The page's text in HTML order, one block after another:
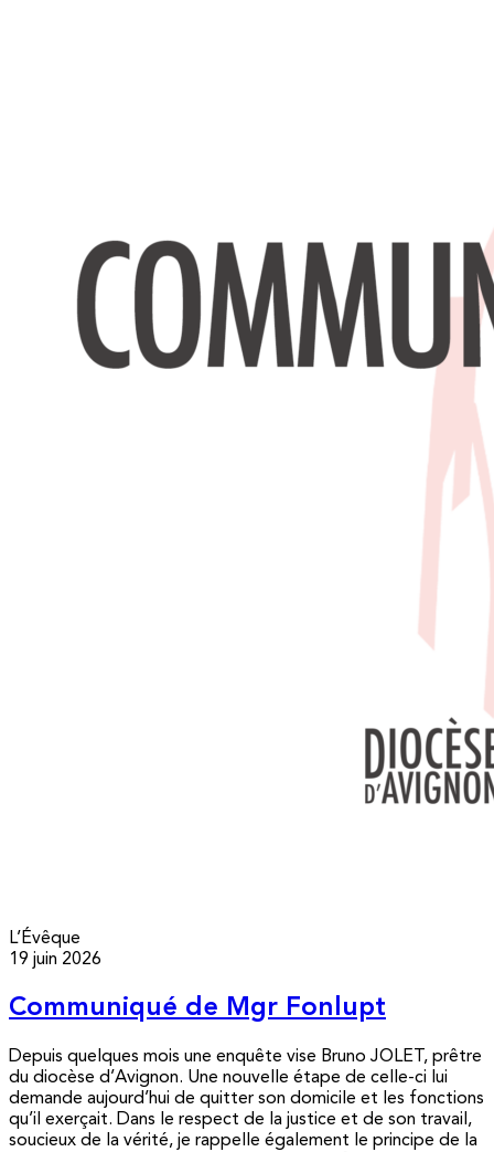
L’Évêque
19 juin 2026
Communiqué de Mgr Fonlupt
Depuis quelques mois une enquête vise Bruno JOLET, prêtre
du diocèse d’Avignon. Une nouvelle étape de celle-ci lui
demande aujourd’hui de quitter son domicile et les fonctions
qu’il exerçait. Dans le respect de la justice et de son travail,
soucieux de la vérité, je rappelle également le principe de la